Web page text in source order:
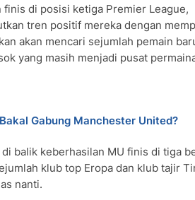
di posisi ketiga Premier League,
tren positif mereka dengan
akan mencari sejumlah pemain
yang masih menjadi pusat
Gabung Manchester United?
balik keberhasilan MU finis di tiga
klub top Eropa dan klub tajir
nanti.